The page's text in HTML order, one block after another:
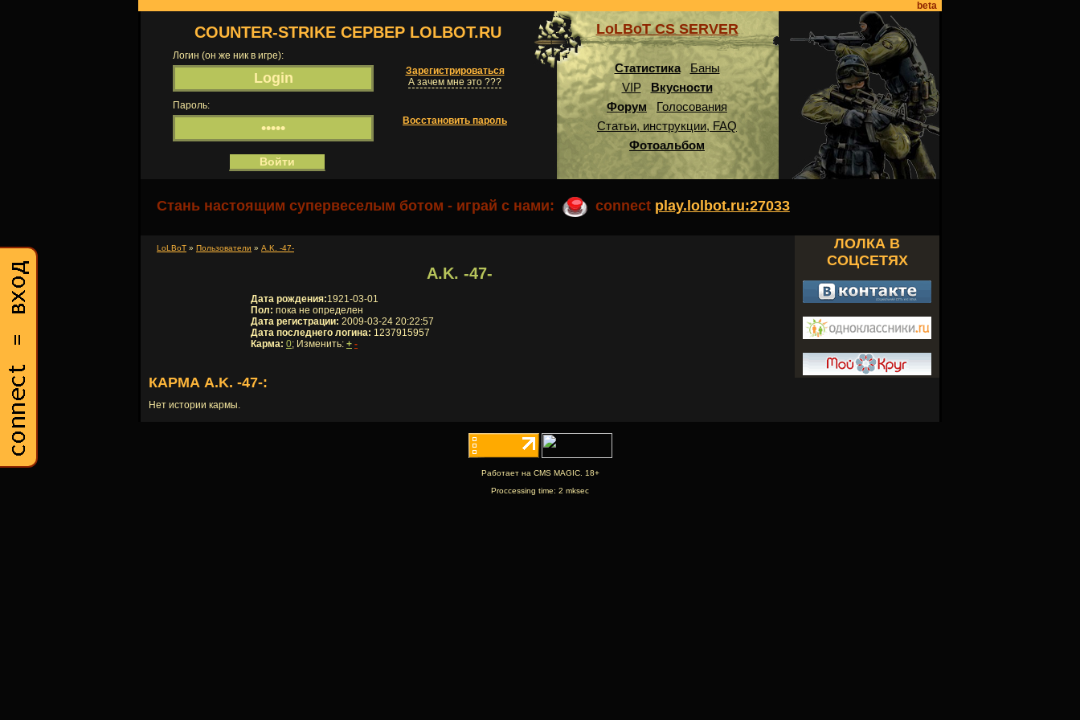
beta
COUNTER-STRIKE СЕРВЕР LOLBOT.RU
Логин (он же ник в игре):
Зарегистрироваться
А зачем мне это ???
Пароль:
Восстановить пароль
LoLBoT CS SERVER
Статистика
Баны
VIP
Вкусности
Форум
Голосования
Статьи, инструкции, FAQ
Фотоальбом
Стань настоящим супервеселым ботом - играй с нами: connect play.lolbot.ru:27033
LoLBoT » Пользователи » A.K. -47-
A.K. -47-
Дата рождения:1921-03-01
Пол: пока не определен
Дата регистрации: 2009-03-24 20:22:57
Дата последнего логина: 1237915957
Карма: 0; Изменить: + -
КАРМА A.K. -47-:
Нет истории кармы.
ЛОЛКА В
СОЦСЕТЯХ
Работает на CMS MAGIC. 18+
Proccessing time: 2 mksec